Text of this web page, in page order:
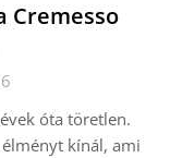
Cremesso
óta töretlen.
kínál, ami